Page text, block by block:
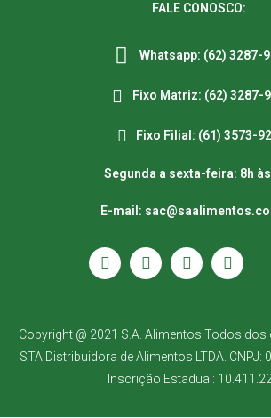
FALE CONOSCO:
Whatsapp: (62) 3287-
Fixo Matriz: (62) 3287-
Fixo Filial: (61) 3573-
Segunda a sexta-feira: 8h
E-mail:
Copyright @ 2021 S.A. Alimentos Todos
STA Distribuidora de Alimentos LTDA. CNPJ:
Inscrição Estadual: